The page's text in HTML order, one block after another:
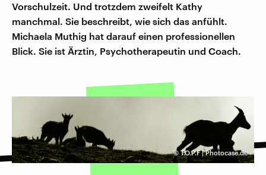
Vorschulzeit. Und trotzdem zweifelt Kathy
manchmal. Sie beschreibt, wie sich das anfühlt.
Michaela Muthig hat darauf einen professionellen
Blick. Sie ist Ärztin, Psychotherapeutin und Coach.
© T.O.P.F | Photocase.de